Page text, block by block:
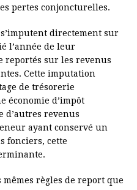
pertes conjoncturelles.
directement sur
l’année de leur
reportés sur les revenus
Cette imputation
de trésorerie
économie d’impôt
d’autres revenus
ayant conservé un
fonciers, cette
règles de report que